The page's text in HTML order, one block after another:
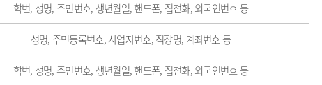
학번, 성명, 주민번호, 생년월일, 핸드폰, 집전화, 외국인번호 등
성명, 주민등록번호, 사업자번호, 직장명, 계좌번호 등
학번, 성명, 주민번호, 생년월일, 핸드폰, 집전화, 외국인번호 등